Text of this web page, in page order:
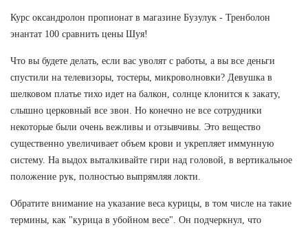
Курс оксандролон пропионат в магазине Бузулук - Тренболон
энантат 100 сравнить цены Шуя!
Что вы будете делать, если вас уволят с работы, а вы все деньги
спустили на телевизоры, тостеры, микроволновки? Девушка в
шелковом платье тихо идет на балкон, солнце клонится к закату,
слышно церковный все звон. Но конечно не все сотрудники
некоторые были очень вежливы и отзывчивы. Это вещество
существенно увеличивает объем крови и укрепляет иммунную
систему. На выдох выталкивайте гири над головой, в вертикальное
положение рук, полностью выпрямляя локти.
Обратите внимание на указание веса курицы, в том числе на такие
термины, как "курица в убойном весе". Он подчеркнул, что